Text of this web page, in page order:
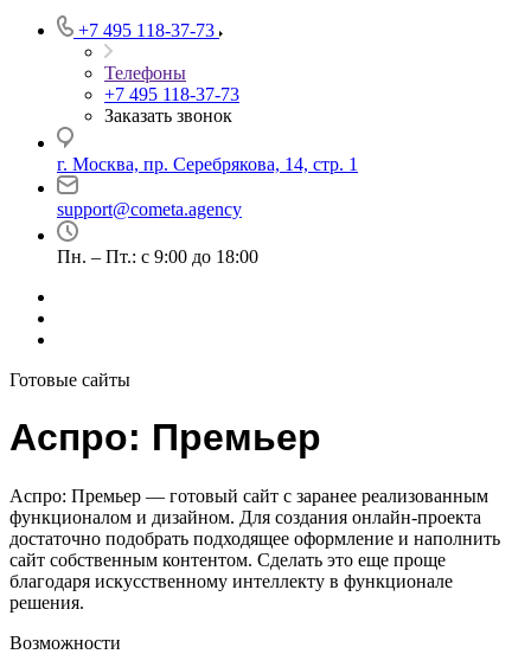
+7 495 118-37-73
Телефоны
+7 495 118-37-73
Заказать звонок
г. Москва, пр. Серебрякова, 14, стр. 1
support@cometa.agency
Пн. – Пт.: с 9:00 до 18:00
Готовые сайты
Аспро: Премьер
Аспро: Премьер — готовый сайт с заранее реализованным
функционалом и дизайном. Для создания онлайн-проекта
достаточно подобрать подходящее оформление и наполнить
сайт собственным контентом. Сделать это еще проще
благодаря искусственному интеллекту в функционале
решения.
Возможности